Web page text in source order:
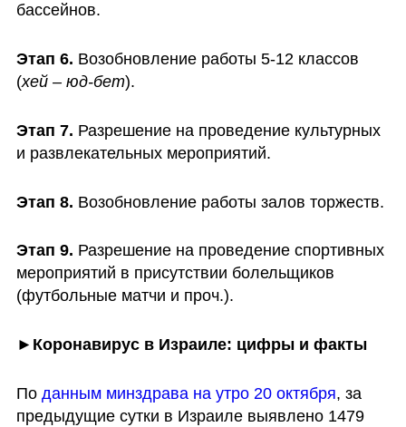
бассейнов.
Этап 6. Возобновление работы 5-12 классов
(хей – юд-бет).
Этап 7. Разрешение на проведение культурных
и развлекательных мероприятий.
Этап 8. Возобновление работы залов торжеств.
Этап 9. Разрешение на проведение спортивных
мероприятий в присутствии болельщиков
(футбольные матчи и проч.).
►Коронавирус в Израиле: цифры и факты
По данным минздрава на утро 20 октября, за
предыдущие сутки в Израиле выявлено 1479